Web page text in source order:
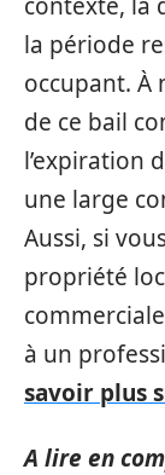
la période
occupant.
de ce bail
l’expiration
une large
Aussi, si
propriété
à un
savoir plus
A lire en